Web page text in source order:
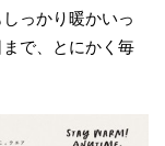
っかり暖かいっ
で、とにかく毎